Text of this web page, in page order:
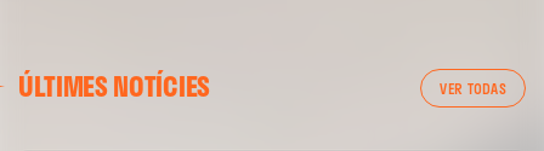
ÚLTIMES NOTÍCIES VER TODAS